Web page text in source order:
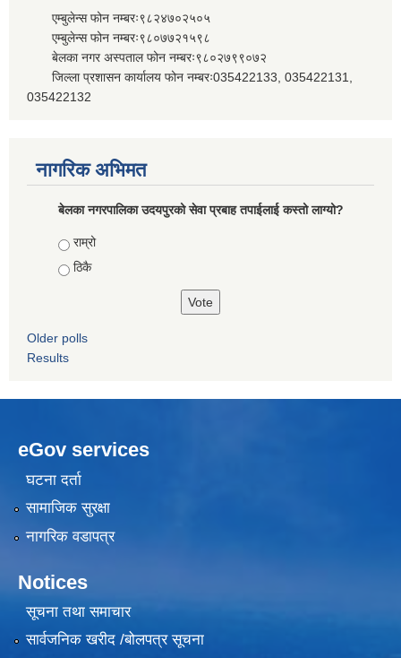
एम्बुलेन्स फोन नम्बरः९८२४७०२५०५
एम्बुलेन्स फोन नम्बरः९८०७७२१५९८
बेलका नगर अस्पताल फोन नम्बरः९८०२७९९०७२
जिल्ला प्रशासन कार्यालय फोन नम्बरः035422133, 035422131,
035422132
नागरिक अभिमत
बेलका नगरपालिका उदयपुरको सेवा प्रबाह तपाईलाई कस्तो लाग्यो?
Choices
राम्रो
ठिकै
Older polls
Results
eGov services
घटना दर्ता
सामाजिक सुरक्षा
नागरिक वडापत्र
Notices
सूचना तथा समाचार
सार्वजनिक खरीद /बोलपत्र सूचना